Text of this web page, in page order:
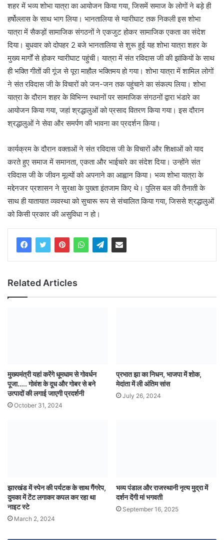
शहर में भव्य शोभा यात्रा का आयोजन किया गया, जिसमें समाज के लोगों ने बड़े ही
हर्षोल्लास के साथ भाग लिया। भानतालिया से ग्वारीघाट तक निकली इस शोभा
यात्रा में सैकड़ों सामाजिक संगठनों ने एकजुट होकर सामाजिक एकता का संदेश
दिया। बुधवार को दोपहर 2 बजे भानतालिया से शुरू हुई यह शोभा यात्रा शहर के
मुख्य मार्गों से होकर ग्वारीघाट पहुंची। यात्रा में संत रविदास जी की झांकियों के साथ
ही भक्ति गीतों की गूंज से पूरा माहौल भक्तिमय हो गया। शोभा यात्रा में शामिल लोगों
ने संत रविदास जी के विचारों को जन-जन तक पहुंचाने का संकल्प लिया। शोभा
यात्रा के दौरान शहर के विभिन्न स्थानों पर सामाजिक संगठनों द्वारा भंडारे का
आयोजन किया गया, जहां श्रद्धालुओं को प्रसाद वितरण किया गया। इस दौरान
श्रद्धालुओं ने सेवा और समर्पण की भावना का प्रदर्शन किया।
कार्यक्रम के दौरान वक्ताओं ने संत रविदास जी के विचारों और शिक्षाओं को याद
करते हुए समाज में समानता, एकता और भाईचारे का संदेश दिया। उन्होंने संत
रविदास जी के जीवन मूल्यों को अपनाने का आह्वान किया। भव्य शोभा यात्रा के
मद्देनजर प्रशासन ने सुरक्षा के पुख्ता इंतजाम किए थे। पुलिस बल की तैनाती के
साथ ही यातायात व्यवस्था को सुचारू रूप से संचालित किया गया, जिससे श्रद्धालुओं
को किसी प्रकार की असुविधा न हो।
Related Articles
मुख्यमंत्री यहां करेंगे धूमधाम से गोवर्धन
पूजा….. गोवंश के दूध और गोबर से बने
उत्पादों की लगाई जाएगी प्रदर्शनी
October 31, 2024
प्रभात झा का निधन, भाजपा में शोक,
मेदांता में ली अंतिम सांस
July 26, 2024
झारखंड में स्पेन की पर्यटक के साथ गैंगरेप,
दुमका में टेंट लगाकर कपल कर रहा था
नाइट स्टे
March 2, 2024
भव्य पंडाल और राजस्थानी नृत्य मुद्रा में
दर्शन देंगी मां भगवती
September 16, 2025